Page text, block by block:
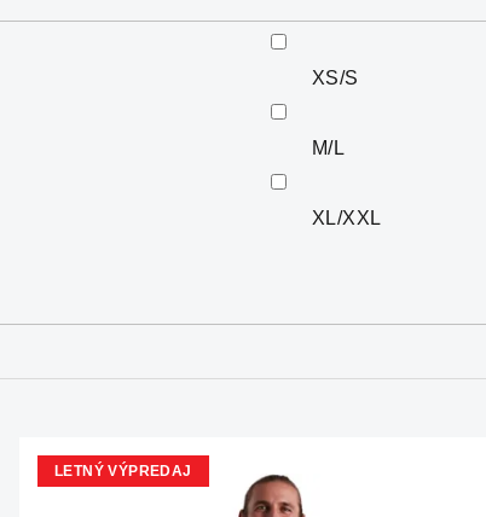
XS/S
M/L
XL/XXL
LETNÝ VÝPREDAJ